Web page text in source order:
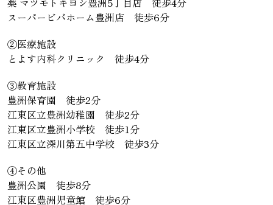
スーパービバホーム豊洲店 徒歩6分
②医療施設
とよす内科クリニック 徒歩4分
③教育施設
豊洲保育園 徒歩2分
江東区立豊洲幼稚園 徒歩2分
江東区立豊洲小学校 徒歩1分
江東区立深川第五中学校 徒歩3分
④その他
豊洲公園 徒歩8分
江東区豊洲児童館 徒歩6分